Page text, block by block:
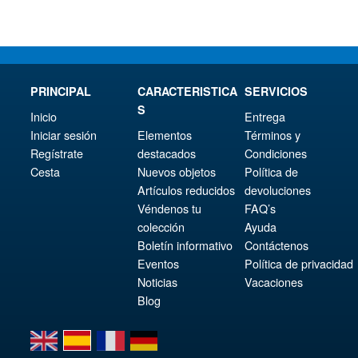
PRINCIPAL
Inicio
Iniciar sesión
Regístrate
Cesta
CARACTERISTICA
S
Elementos
destacados
Nuevos objetos
Artículos reducidos
Véndenos tu
colección
Boletín informativo
Eventos
Noticias
Blog
SERVICIOS
Entrega
Términos y
Condiciones
Política de
devoluciones
FAQ’s
Ayuda
Contáctenos
Política de privacidad
Vacaciones
en es fr de